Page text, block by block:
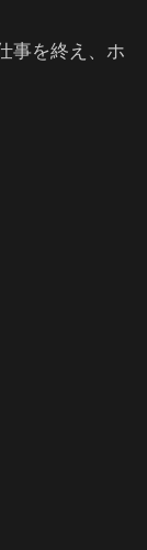
事を終え、ホ